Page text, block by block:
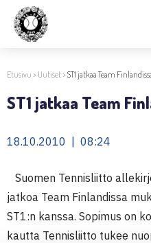
Etusivu > Uutiset>ST1 jatkaa Team
ST1 jatkaa Team
18.10.2010 | 08:24
Suomen Tennisliitto
jatkoa Team Finlandissa
ST1:n kanssa. Sopimus on
kautta Tennisliitto tukee